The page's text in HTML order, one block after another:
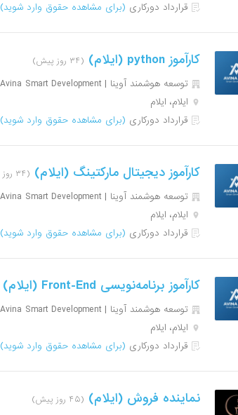
قرارداد دورکاری (برای مشاهده حقوق وارد شوید)
کارآموز python (ایلام) (۳۴ روز پیش)
توسعه هوشمند آوینا | Avina Smart Development
ایلام، ایلام
قرارداد دورکاری (برای مشاهده حقوق وارد شوید)
کارآموز دیجیتال مارکتینگ (ایلام) (۳۴ روز پیش)
توسعه هوشمند آوینا | Avina Smart Development
ایلام، ایلام
قرارداد دورکاری (برای مشاهده حقوق وارد شوید)
کارآموز برنامه‌نویسی Front-End (ایلام)
توسعه هوشمند آوینا | Avina Smart Development
ایلام، ایلام
قرارداد دورکاری (برای مشاهده حقوق وارد شوید)
نماینده فروش (ایلام) (۴۵ روز پیش)